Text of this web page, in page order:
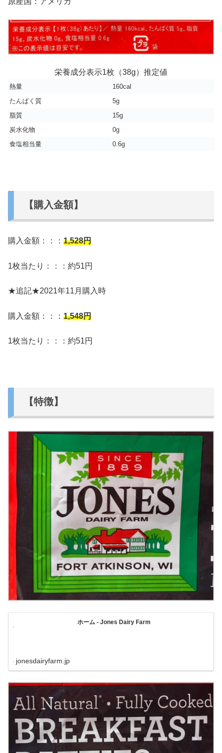
栄養成分表示1枚（38g）推定値
熱量
160cal
たんぱく質
5g
脂質
15g
炭水化物
0g
食塩相当量
0.6g
【購入金額】
購入金額：：： 1,528円
1枚当たり：：：約51円
★追記★2021年11月購入時
購入金額：：： 1,548円
1枚当たり：：：約51円
【特徴】
ホーム - Jones Dairy Farm
jonesdairyfarm.jp